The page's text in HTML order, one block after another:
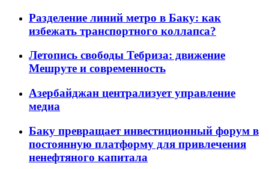
Разделение линий метро в Баку: как
избежать транспортного коллапса?
Летопись свободы Тебриза: движение
Мешруте и современность
Азербайджан централизует управление
медиа
Баку превращает инвестиционный форум в
постоянную платформу для привлечения
ненефтяного капитала